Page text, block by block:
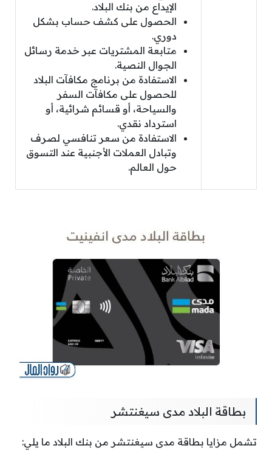
الإيداع من بنك البلاد.
الحصول على كشف حساب بشكل
دوري.
متابعة المشتريات عبر خدمة رسائل
الجوال النصية.
الاستفادة من برنامج مكافآت البلاد
للحصول على مكافآت السفر
والسياحة، أو قسائم شرائية، أو
استرداد نقدي.
الاستفادة من سعر تنافسي لصرف
وتبادل العملات الأجنبية عند التسوق
حول العالم.
بطاقة البلاد مدى سيغنتشر
تشمل مزايا بطاقة مدى سيغنتشر من بنك البلاد ما يلي: